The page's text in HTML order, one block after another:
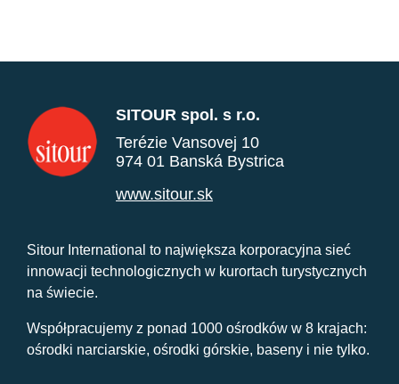
SITOUR spol. s r.o.
Terézie Vansovej 10
974 01 Banská Bystrica
www.sitour.sk
Sitour International to największa korporacyjna sieć
innowacji technologicznych w kurortach turystycznych
na świecie.
Współpracujemy z ponad 1000 ośrodków w 8 krajach:
ośrodki narciarskie, ośrodki górskie, baseny i nie tylko.